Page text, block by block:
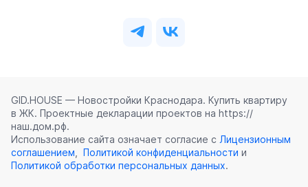
GID.HOUSE — Новостройки Краснодара. Купить квартиру
в ЖК. Проектные декларации проектов на https://
наш.дом.рф.
Использование сайта означает согласие с Лицензионным
соглашением
Политикой конфиденциальности и
Политикой обработки персональных данных.